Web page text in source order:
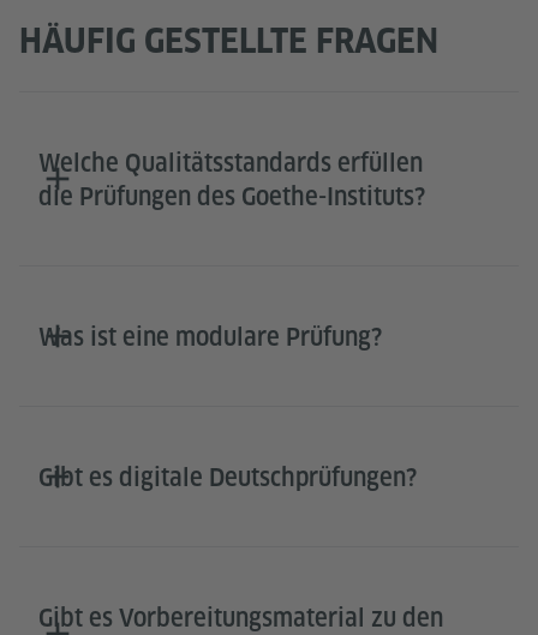
HÄUFIG GESTELLTE FRAGEN
Welche Qualitätsstandards erfüllen
die Prüfungen des Goethe-Instituts?
Was ist eine modulare Prüfung?
Gibt es digitale Deutschprüfungen?
Gibt es Vorbereitungsmaterial zu den